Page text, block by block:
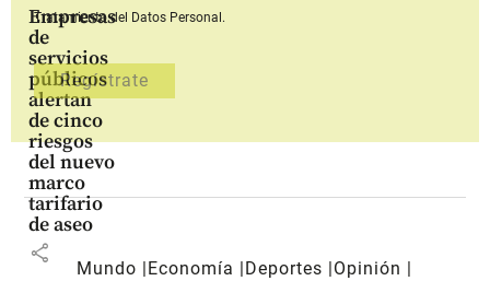
Empresas
de
servicios
públicos
alertan
de cinco
riesgos
del nuevo
marco
tarifario
de aseo
share
Tratamiento del Datos Personal.
Mundo Economía Deportes
Opinión